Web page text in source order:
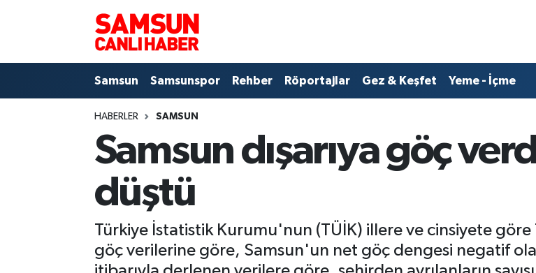
Samsun Samsunspor Rehber Röportajlar Gez & Keşfet Yeme - İçme
HABERLER SAMSUN
Samsun dışarıya göç
düştü
Türkiye İstatistik Kurumu'nun (TÜİK) illere ve cinsiyete
göç verilerine göre, Samsun'un net göç dengesi negatif
Samsunspor
Samsun Nöbetçi Eczaneler
Samsun Hava Durumu
Samsun Trafik Yoğunluk Haritası
Süper Lig Puan Durumu ve Fikstür
Tüm Manşetler
Son Dakika Haberleri